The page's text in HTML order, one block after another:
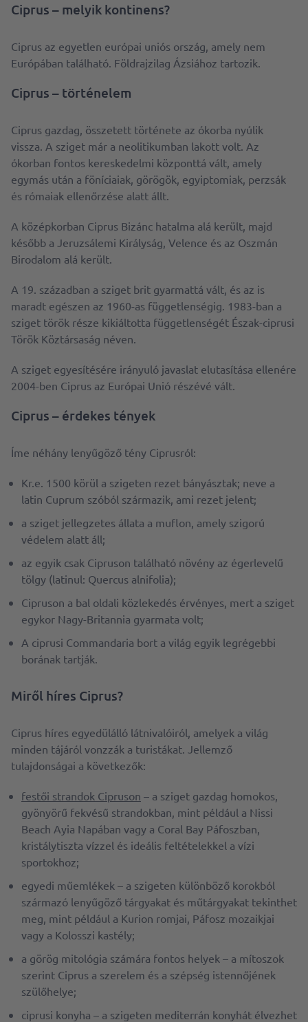
Ciprus – melyik kontinens?
Ciprus az egyetlen európai uniós ország, amely nem
Európában található. Földrajzilag Ázsiához tartozik.
Ciprus – történelem
Ciprus gazdag, összetett története az ókorba nyúlik
vissza. A sziget már a neolitikumban lakott volt. Az
ókorban fontos kereskedelmi központtá vált, amely
egymás után a föníciaiak, görögök, egyiptomiak, perzsák
és rómaiak ellenőrzése alatt állt.
A középkorban Ciprus Bizánc hatalma alá került, majd
később a Jeruzsálemi Királyság, Velence és az Oszmán
Birodalom alá került.
A 19. században a sziget brit gyarmattá vált, és az is
maradt egészen az 1960-as függetlenségig. 1983-ban a
sziget török ​​része kikiáltotta függetlenségét Észak-ciprusi
Török Köztársaság néven.
A sziget egyesítésére irányuló javaslat elutasítása ellenére
2004-ben Ciprus az Európai Unió részévé vált.
Ciprus – érdekes tények
Íme néhány lenyűgöző tény Ciprusról:
Kr.e. 1500 körül a szigeten rezet bányásztak; neve a
latin Cuprum szóból származik, ami rezet jelent;
a sziget jellegzetes állata a muflon, amely szigorú
védelem alatt áll;
az egyik csak Cipruson található növény az égerlevelű
tölgy (latinul: Quercus alnifolia);
Cipruson a bal oldali közlekedés érvényes, mert a sziget
egykor Nagy-Britannia gyarmata volt;
A ciprusi Commandaria bort a világ egyik legrégebbi
borának tartják.
Miről híres Ciprus?
Ciprus híres egyedülálló látnivalóiról, amelyek a világ
minden tájáról vonzzák a turistákat. Jellemző
tulajdonságai a következők:
festői strandok Cipruson – a sziget gazdag homokos,
gyönyörű fekvésű strandokban, mint például a Nissi
Beach Ayia Napában vagy a Coral Bay Páfoszban,
kristálytiszta vízzel és ideális feltételekkel a vízi
sportokhoz;
egyedi műemlékek – a szigeten különböző korokból
származó lenyűgöző tárgyakat és műtárgyakat tekinthet
meg, mint például a Kurion romjai, Páfosz mozaikjai
vagy a Kolosszi kastély;
a görög mitológia számára fontos helyek – a mítoszok
szerint Ciprus a szerelem és a szépség istennőjének
szülőhelye;
ciprusi konyha – a szigeten mediterrán konyhát élvezhet